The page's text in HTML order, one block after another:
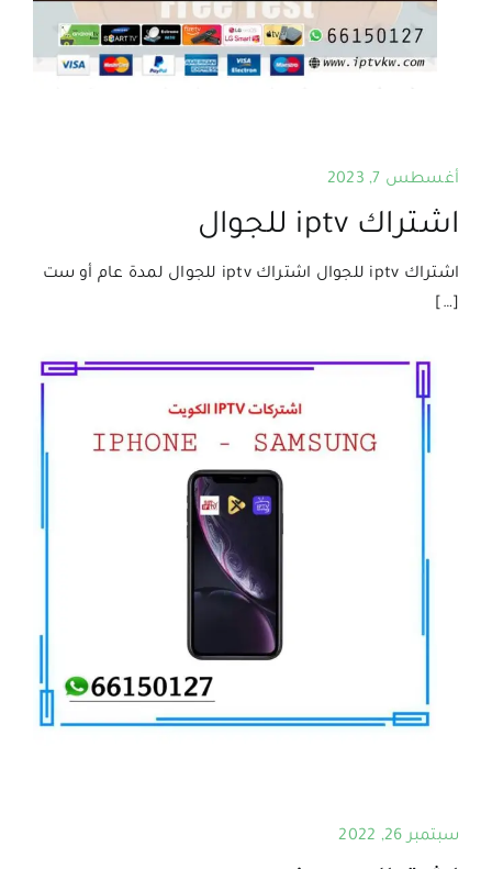
أغسطس 7, 2023
اشتراك iptv للجوال
اشتراك iptv للجوال اشتراك iptv للجوال لمدة عام أو ست
[…]
سبتمبر 26, 2022